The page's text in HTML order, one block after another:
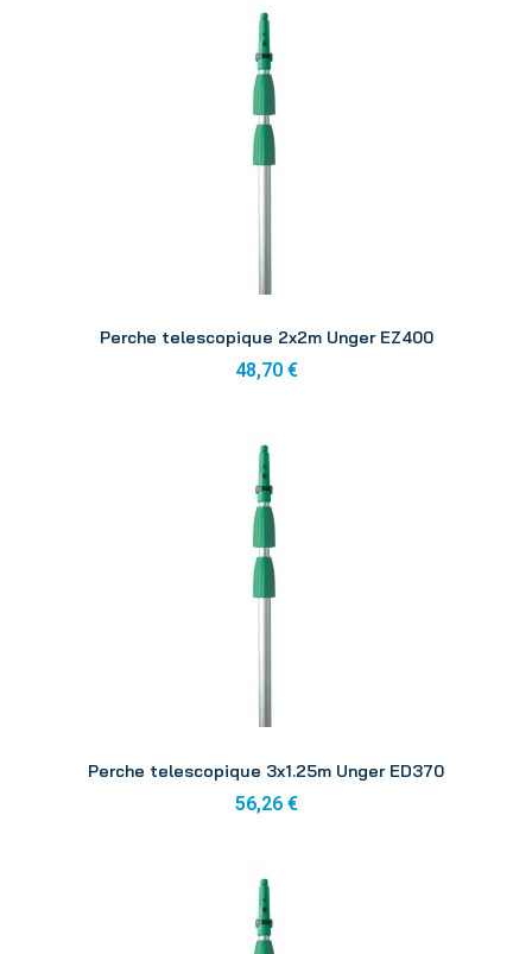
Perche telescopique 2x2m Unger EZ400
48,70 €
Perche telescopique 3x1.25m Unger ED370
56,26 €